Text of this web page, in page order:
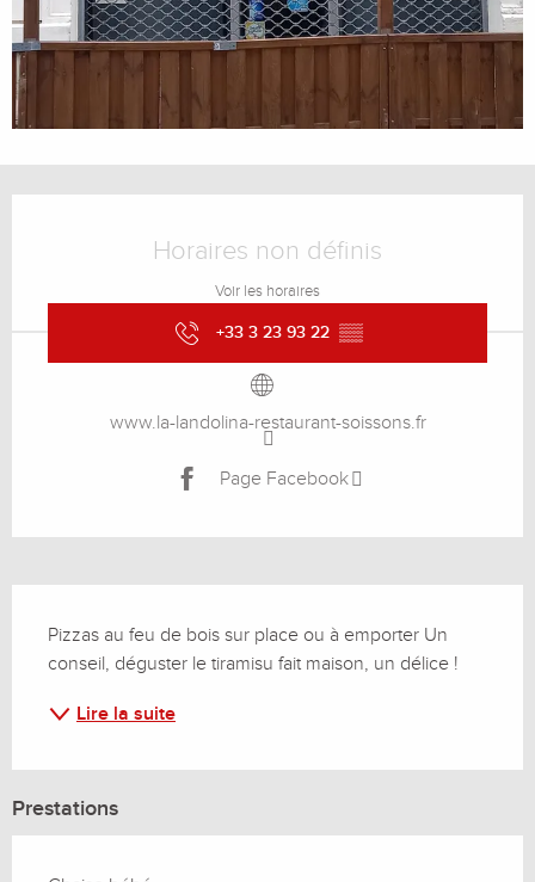
Horaires non définis
Voir les horaires
+33 3 23 93 22 ▒▒
www.la-landolina-restaurant-soissons.fr
Page Facebook
Pizzas au feu de bois sur place ou à emporter Un
conseil, déguster le tiramisu fait maison, un délice !
Lire la suite
Prestations